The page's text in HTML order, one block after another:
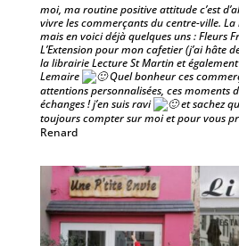
moi, ma routine positive attitude c’est
vivre les commerçants du centre-ville. La
mais en voici déjà quelques uns : Fleurs
L’Extension pour mon cafetier (j’ai hâte
la librairie Lecture St Martin et
Lemaire
Quel bonheur ces
attentions personnalisées, ces moments
échanges ! j’en suis ravi
et sachez
toujours compter sur moi et pour vous
Renard